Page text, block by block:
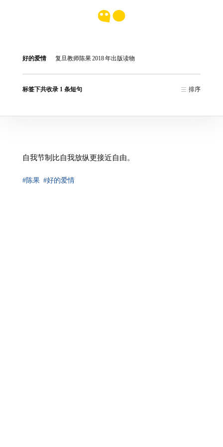
好的爱情 复旦教师陈果2018年出版读物
标签下共收录 1 条短句 排序
自我节制比自我放纵更接近自由。
#陈果 #好的爱情